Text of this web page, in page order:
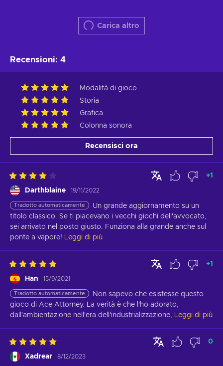
Carica altro
Recensioni: 4
Modalità di gioco
Storia
Grafica
Colonna sonora
Recensisci ora
Darthblaine 19/11/2022
+1
Tradotto automaticamente
Un grande aggiornamento su un
titolo classico. Se ti piacevano i vecchi giochi dell'avvocato,
sei arrivato nel posto giusto. Funziona alla grande anche sul
ponte a vapore!
Leggi di più
Han 15/9/2021
+1
Tradotto automaticamente
Non sapevo che esistesse questo
gioco di Ace Attorney. La verità è che l'ho adorato,
dall'ambientazione nell'era dell'industrializzazione,
Leggi di più
Xadrear 8/12/2023
0